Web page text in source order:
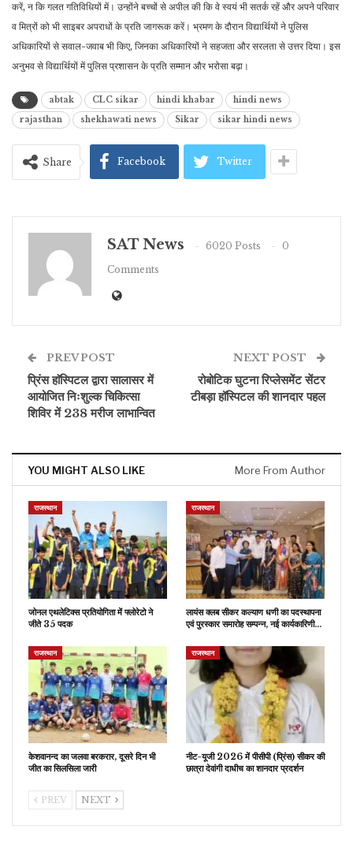
करें, न कि गलत गतिविधियों में। उन्होंने बच्चों से अपील की कि वे स्वयं भी सतर्क रहें और अपने परिवार
व मित्रों को भी साइबर अपराधों के प्रति जागरूक करें। भ्रमण के दौरान विद्यार्थियों ने पुलिस
अधिकारियों से सवाल-जवाब भी किए, जिनका अधिकारियों ने सहजता और सरलता से उत्तर दिया। इस
अनुभव से विद्यार्थियों में पुलिस प्रशासन के प्रति सम्मान और भरोसा बढ़ा।
abtak CLC sikar hindi khabar
hindi news
rajasthan
shekhawati news Sikar sikar hindi news
Share Facebook Twitter
SAT News 6020 Posts
0
Comments
PREV POST
प्रिंस हाॅस्पिटल द्वारा सालासर में
आयोजित निःशुल्क चिकित्सा
शिविर में 238 मरीज लाभान्वित
NEXT POST
रोबोटिक घुटना रिप्लेसमेंट सेंटर
टीबड़ा हॉस्पिटल की शानदार पहल
YOU MIGHT ALSO LIKE More From Author
राजस्थान
जोनल एथलेटिक्स प्रतियोगिता में फ्लोरेटो ने
जीते 35 पदक
राजस्थान
लायंस क्लब सीकर कल्याण धणी का पदस्थापना
एवं पुरस्कार समारोह सम्पन्न, नई कार्यकारिणी…
राजस्थान
केशवानन्द का जलवा बरकरार, दूसरे दिन भी
जीत का सिलसिला जारी
राजस्थान
नीट-यूजी 2026 में पीसीपी (प्रिंस) सीकर की
छात्रा देवांगी दाधीच का शानदार प्रदर्शन
PREV NEXT